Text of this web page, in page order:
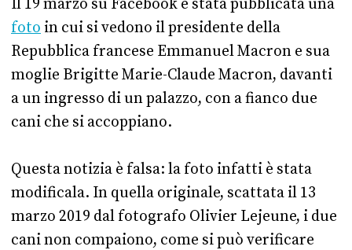
foto in cui si vedono il presidente della
Repubblica francese Emmanuel Macron e sua
moglie Brigitte Marie-Claude Macron, davanti
a un ingresso di un palazzo, con a fianco due
cani che si accoppiano.
Questa notizia è falsa: la foto infatti è stata
modificala. In quella originale, scattata il 13
marzo 2019 dal fotografo Olivier Lejeune, i due
cani non compaiono, come si può verificare